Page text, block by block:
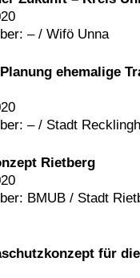
– / Wifö Unna
ehemalige
– / Stadt
Rietberg
BMUB / Stadt
für